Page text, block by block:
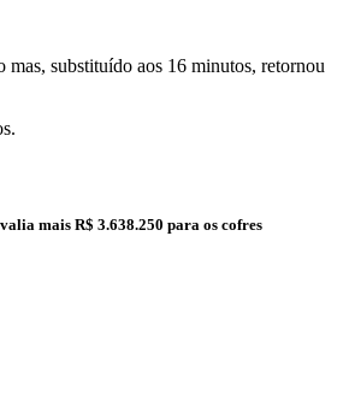
substituído aos 16 minutos, retornou
mais R$ 3.638.250 para os cofres